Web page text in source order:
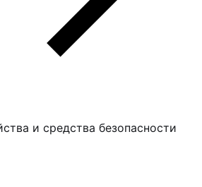
и средства безопасности